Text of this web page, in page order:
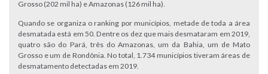
Grosso (202 mil ha) e Amazonas (126 mil ha).
Quando se organiza o ranking por municípios, metade de toda a área
desmatada está em 50. Dentre os dez que mais desmataram em 2019,
quatro são do Pará, três do Amazonas, um da Bahia, um de Mato
Grosso e um de Rondônia. No total, 1.734 municípios tiveram áreas de
desmatamento detectadas em 2019.